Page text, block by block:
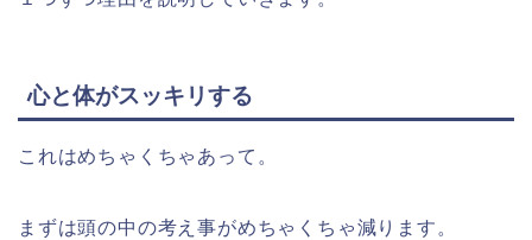
心と体がスッキリする
これはめちゃくちゃあって。
まずは頭の中の考え事がめちゃくちゃ減ります。